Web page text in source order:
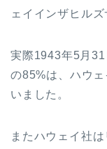
ェイインザヒル
実際1943年5月31
の85%は、ハウ
いました。
またハウェイ社